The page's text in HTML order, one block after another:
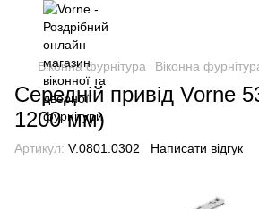
Віконна фурнітура Віконна
Середній привід Vorne
1200 мм)
Артикул: V.0801.0302 Написати відгук